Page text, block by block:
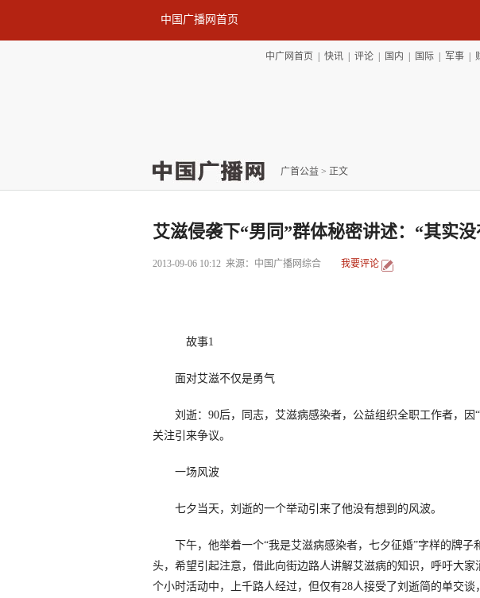
中国广播网首页
中广网首页 快讯| 评论| 国内 国际| 军事|
广首公益 > 正文
艾滋侵袭下“男同”群体秘密讲述：“其实
2013-09-06 10:12 来源：中国广播网综合 我要评论
故事1
面对艾滋不仅是勇气
刘逝：90后，同志，艾滋病感染者，公益组织全职工作者，因“
关注引来争议。
一场风波
七夕当天，刘逝的一个举动引来了他没有想到的风波。
下午，他举着一个“我是艾滋病感染者，七夕征婚”字样的牌子
头，希望引起注意，借此向街边路人讲解艾滋病的知识，呼吁大
个小时活动中，上千路人经过，但仅有28人接受了刘逝简的单交谈